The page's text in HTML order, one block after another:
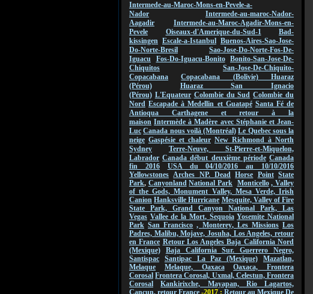
Intermede-au-Maroc-Mons-en-Pevele-a-
Nador
Intermede-au-maroc-Nador-
Aagadir
Intermede-au-Maroc-Agadir-Mons-en-
Pevele
Oiseaux-d'Amerique-du-Sud-1
Bad-
kissingen Escale-a-Istanbul Buenos-Aires-Sao-Jose-
Do-Norte-Bresil
Sao-Jose-Do-Norte-Fos-De-
Iguacu
Fos-Do-Iguacu-Bonito
Bonito-San-Jose-De-
Chiquitos
San-Jose-De-Chiquito-
Copacabana
Copacabana (Bolivie) Huaraz
(Pérou)
Huaraz San Ignacio
(Pérou) L'Equateur Colombie du Sud Colombie du
Nord Escapade à Medellin et Guatapé Santa Fé de
Antioqua Carthagene et retour à la
maison Intermède à Madère avec Stéphanie et Jean-
Luc Canada nous voilà (Montréal) Le Quebec sous la
neige Gaspésie et chaleur New Richmond à North
Sydney
Terre-Neuve, St-Pierre-et-Miquelon,
Labrador Canada début deuxième période Canada
fin 2016
USA du 04/10/2016 au 10/10/2016
Yellowstones Arches NP.Dead Horse Point State
Park, Canyonland National Park Monticello , Valley
of the Gods,Monument Valley,Mesa Verde, Irish
Canion Hanksville Hurricane Mesquite, Valley of Fire
State Park, Grand Canyon National Park, Las
Vegas Vallee dela Mort,Sequoia Yosemite National
Park San Francisco , Monterey, Les Missions Los
Padres, Malibu, Mojave, Josuha, Los Angeles, retour
en France Retour Los Angeles Baja California Nord
(Mexique)
Baja California Sur. Guerrero Negro,
Santispac
Santipac La Paz (Mexique)
Mazatlan,
Melaque
Melaque, Oaxaca
Oaxaca, Frontera
Corosal Frontera Corosal, Uxmal, Celestun, Frontera
Corosal
Kankirixche, Mayapan, Rio Lagartos,